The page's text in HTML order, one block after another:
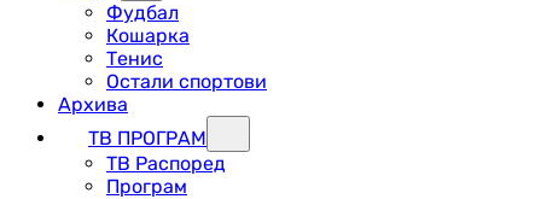
Фудбал
Кошарка
Тенис
Остали спортови
Архива
ТВ ПРОГРАМ
ТВ Распоред
Програм